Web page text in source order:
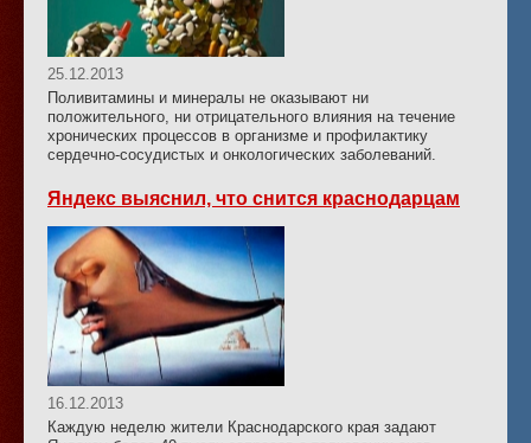
25.12.2013
Поливитамины и минералы не оказывают ни
положительного, ни отрицательного влияния на течение
хронических процессов в организме и профилактику
сердечно-сосудистых и онкологических заболеваний.
Яндекс выяснил, что снится краснодарцам
16.12.2013
Каждую неделю жители Краснодарского края задают